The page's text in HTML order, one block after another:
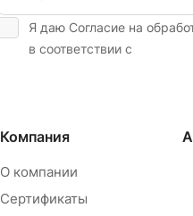
Я даю Согласие на
в соответствии с
Компания
О компании
Сертификаты